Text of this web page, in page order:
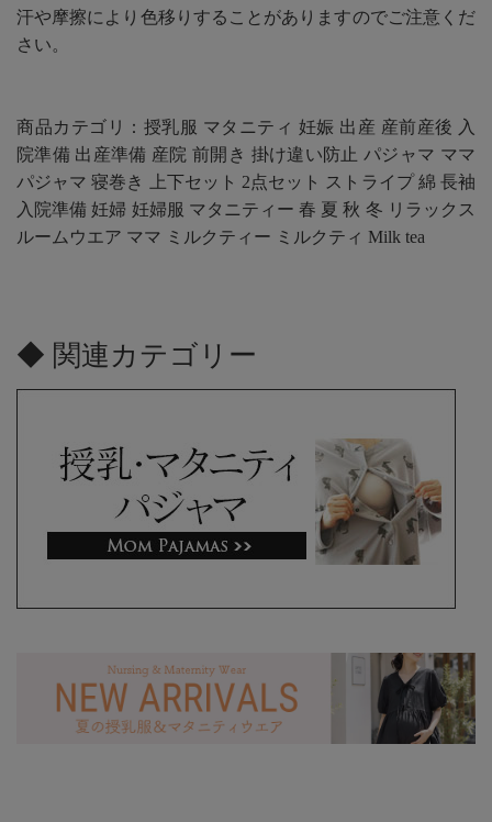
汗や摩擦により色移りすることがありますのでご注意くだ
さい。
商品カテゴリ：授乳服 マタニティ 妊娠 出産 産前産後 入
院準備 出産準備 産院 前開き 掛け違い防止 パジャマ ママ
パジャマ 寝巻き 上下セット 2点セット ストライプ 綿 長袖
入院準備 妊婦 妊婦服 マタニティー 春 夏 秋 冬 リラックス
ルームウエア ママ ミルクティー ミルクティ Milk tea
◆ 関連カテゴリー